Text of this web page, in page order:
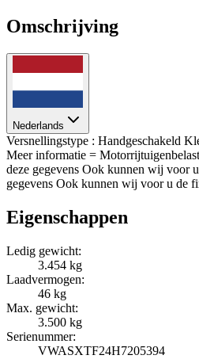
Omschrijving
Nederlands
Versnellingstype : Handgeschakeld
Meer informatie =
deze gegevens Ook kunnen wij voor
gegevens Ook kunnen wij voor u de
Eigenschappen
Ledig gewicht:
3.454 kg
Laadvermogen:
46 kg
Max. gewicht:
3.500 kg
Serienummer:
VWASXTF24H7205394